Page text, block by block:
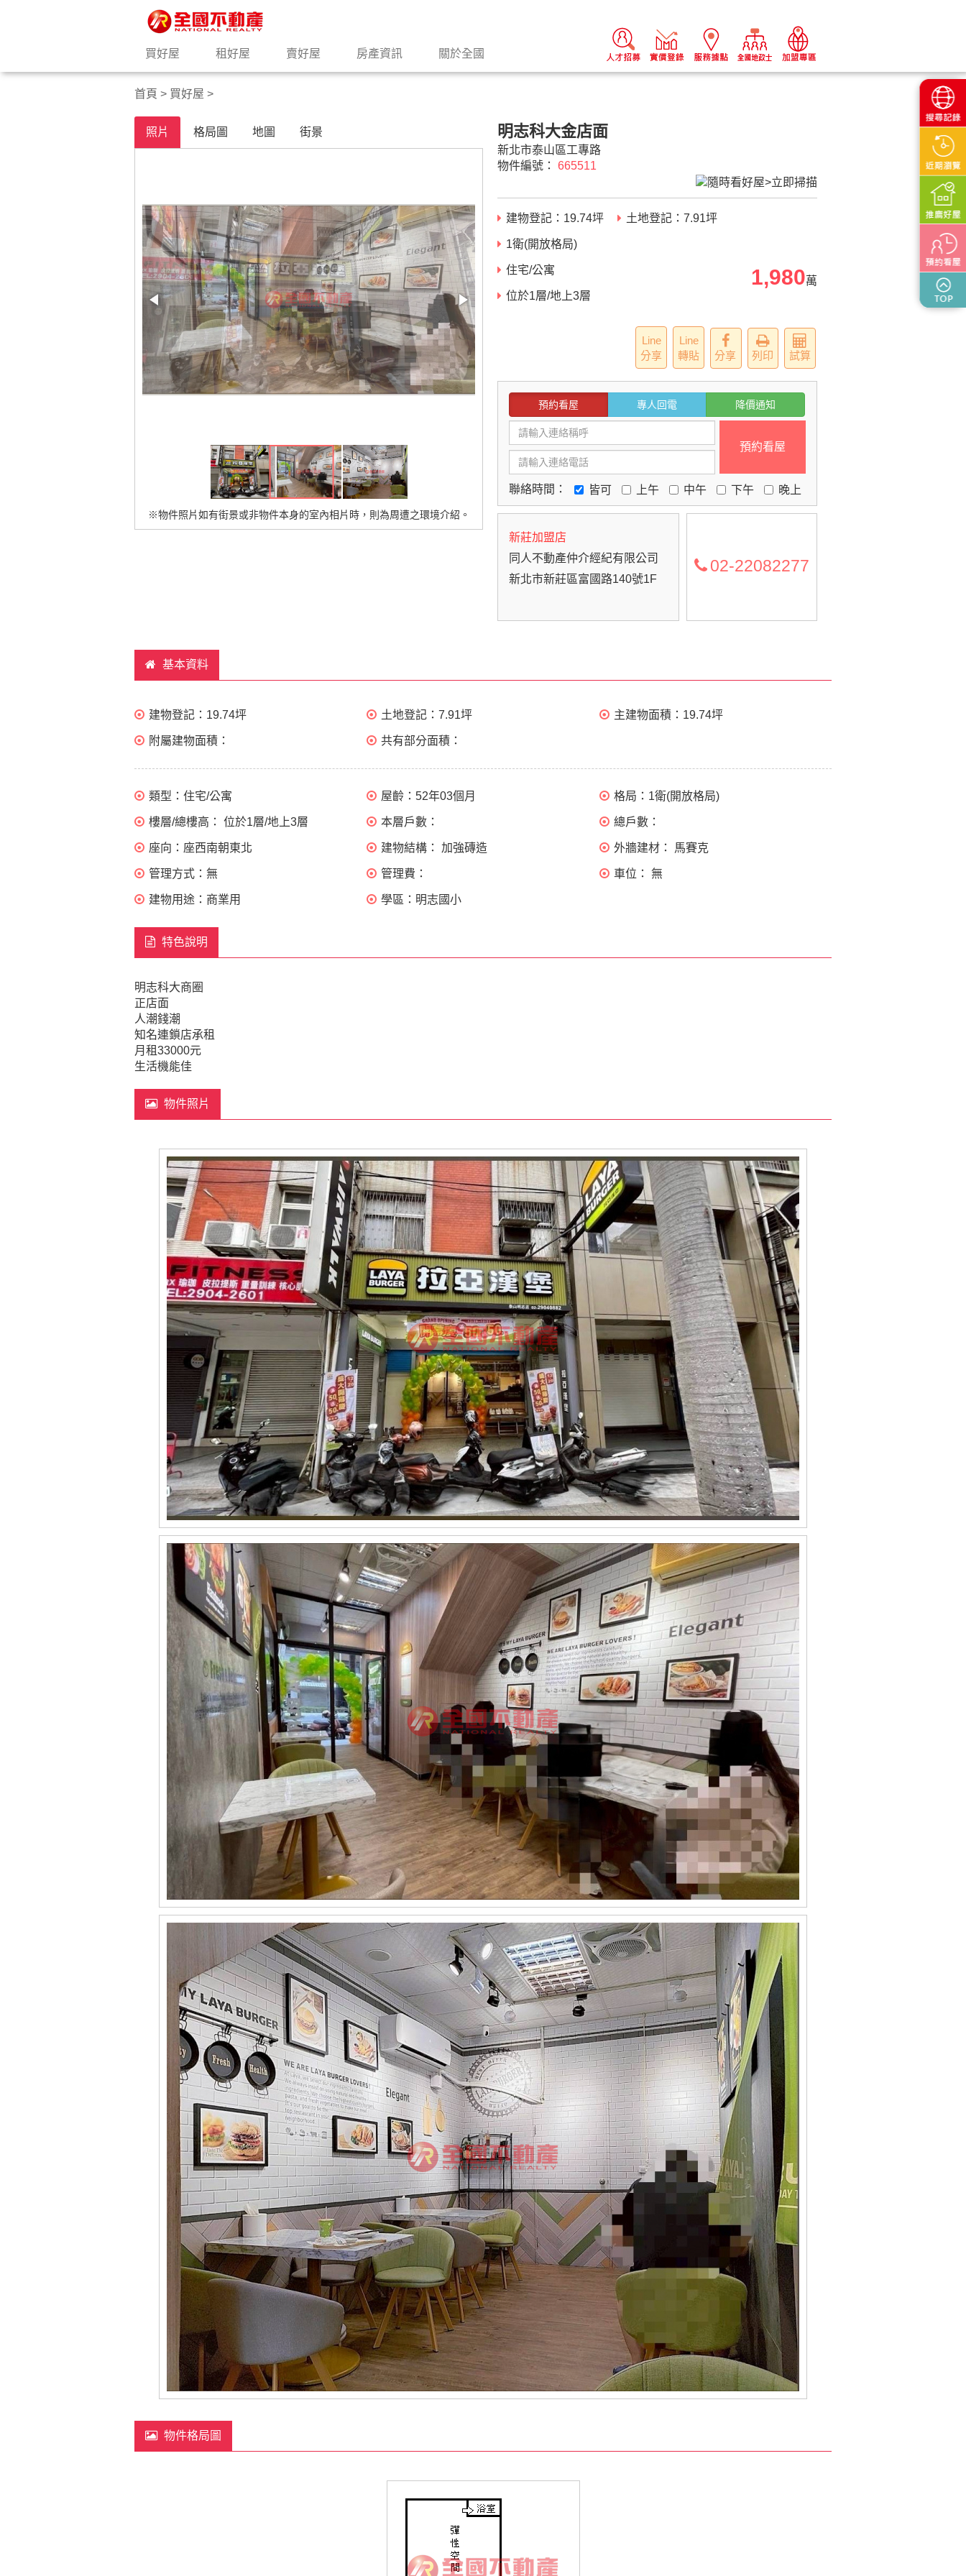
買好屋 租好屋 賣好屋 房產資訊 關於全國
首頁 > 買好屋 >
照片 格局圖 地圖 街景
※物件照片如有街景或非物件本身的室內相片時，則為周遭之環境介紹。
明志科大金店面
新北市泰山區工專路
物件編號： 665511
建物登記： 19.74坪 土地登記： 7.91坪
1衛(開放格局)
住宅/公寓
位於1層/地上3層
1,980萬
Line
分享
Line
轉貼
分享 列印 試算
預約看屋 專人回電 降價通知
預約看屋
聯絡時間： 皆可 上午 中午 下午 晚上
新莊加盟店
同人不動產仲介經紀有限公司
新北市新莊區富國路140號1F
02-22082277
基本資料
建物登記： 19.74坪 土地登記：7.91坪 主建物面積： 19.74坪
附屬建物面積： 共有部分面積：
類型： 住宅/公寓 屋齡：52年03個月 格局： 1衛(開放格局)
樓層/總樓高： 位於1層/地上3層 本層戶數： 總戶數：
座向： 座西南朝東北 建物結構：加強磚造 外牆建材： 馬賽克
管理方式： 無 管理費： 車位： 無
建物用途： 商業用 學區： 明志國小
特色說明
明志科大商圈
正店面
人潮錢潮
知名連鎖店承租
月租33000元
生活機能佳
物件照片
物件格局圖